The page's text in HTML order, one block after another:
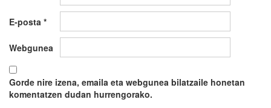
E-posta *
Webgunea
Gorde nire izena, emaila eta webgunea bilatzaile honetan
komentatzen dudan hurrengorako.